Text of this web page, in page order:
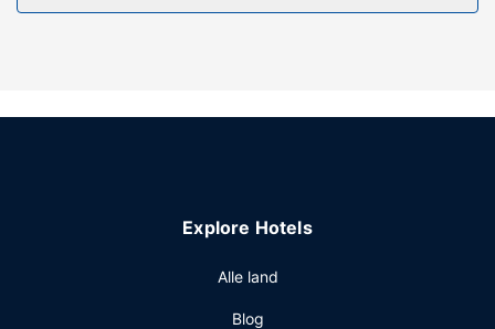
Andre fasiliteter
Explore Hotels
Alle land
Blog